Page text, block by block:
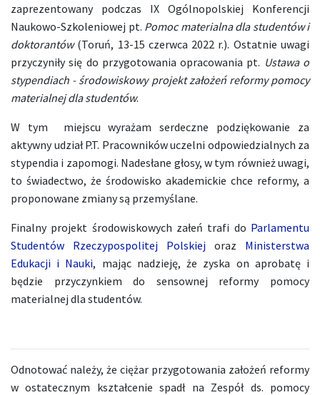
zaprezentowany podczas IX Ogólnopolskiej Konferencji
Naukowo-Szkoleniowej pt. Pomoc materialna dla studentów i
doktorantów(Toruń, 13-15 czerwca 2022 r.). Ostatnie uwagi
przyczyniły się do przygotowania opracowania pt. Ustawa o
stypendiach - środowiskowy projekt założeń reformy pomocy
materialnej dla studentów.
W tym miejscu wyrażam serdeczne podziękowanie za
aktywny udział P.T. Pracowników uczelni odpowiedzialnych za
stypendia i zapomogi. Nadesłane głosy, w tym również uwagi,
to świadectwo, że środowisko akademickie chce reformy, a
proponowane zmiany są przemyślane.
Finalny projekt środowiskowych załeń trafi do Parlamentu
Studentów Rzeczypospolitej Polskiej oraz Ministerstwa
Edukacji i Nauki, mając nadzieję, że zyska on aprobatę i
będzie przyczynkiem do sensownej reformy pomocy
materialnej dla studentów.
Odnotować należy, że ciężar przygotowania założeń reformy
w ostatecznym kształcenie spadł na Zespół ds. pomocy